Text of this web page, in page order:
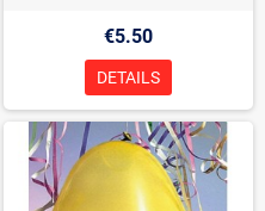
€5.50
DETAILS